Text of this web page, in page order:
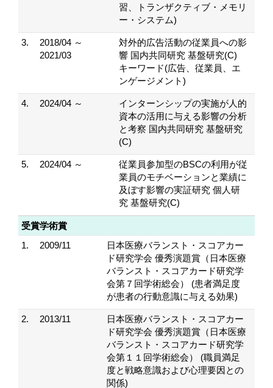
習、トランザクティブ・メモリ
ー・システム)
3.
2018/04 ～
2021/03
対外的広告活動の従業員への影
響 国内共同研究 基盤研究(C)
キーワード(広告、従業員、エ
ンゲージメント)
4. 2024/04 ～
インターンシップの実施が人的
資本の活用に与える影響の分析
と考察 国内共同研究 基盤研究
(C)
5. 2024/04 ～
従業員参加型のBSCの利用が従
業員のモチベーションと業績に
及ぼす影響の実証研究 個人研
究 基盤研究(C)
受賞学術賞
1.
2009/11
日本医療バランスト・スコアカー
ド研究学会 優秀演題賞（日本医療
バランスト・スコアカード研究学
会第７回学術総会） (患者満足度
が患者の行動意識に与える効果)
2. 2013/11
日本医療バランスト・スコアカー
ド研究学会 優秀演題賞（日本医療
バランスト・スコアカード研究学
会第１１回学術総会） (職員満足
度と戦略意識および心理要因との
関係)